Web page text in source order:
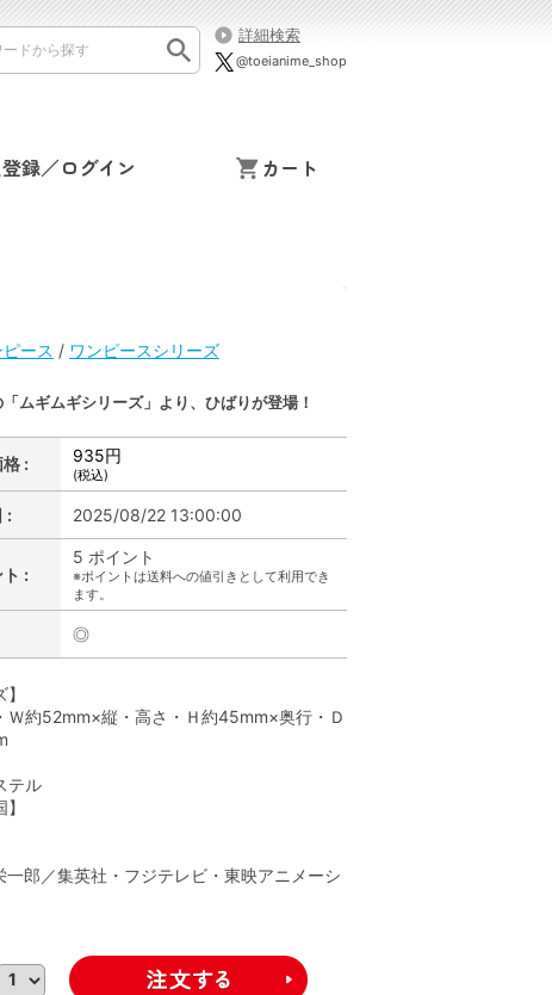
詳細検索
@toeianime_shop
録／ログイン カート
ース / ワンピースシリーズ
ムギムギシリーズ」より、ひばりが登場！
: 935円
(税込)
: 2025/08/22 13:00:00
:
5 ポイント
※ポイントは送料への値引きとして利用でき
ます。
◎
Ｗ約52mm×縦・高さ・Ｈ約45mm×奥行・Ｄ
テル
郎／集英社・フジテレビ・東映アニメーシ